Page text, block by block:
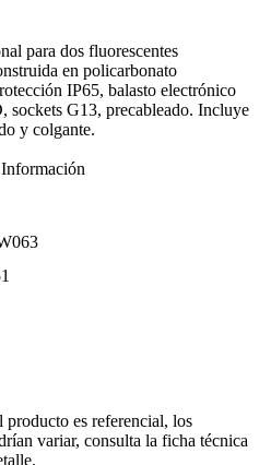
para dos fluorescentes
en policarbonato
IP65, balasto electrónico
sockets G13, precableado. Incluye
y colgante.
producto es referencial, los
variar, consulta la ficha técnica